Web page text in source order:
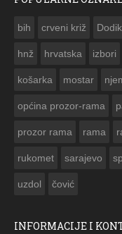
bih crveni križ Dodik
hnž hrvatska izbori
košarka mostar
općina prozor-rama
prozor rama rama
rukomet sarajevo
uzdol čović
INFORMACIJE I